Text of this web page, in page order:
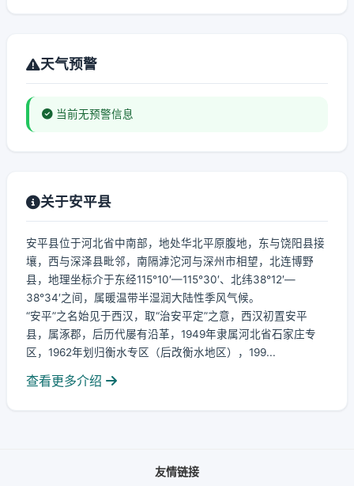
天气预警
当前无预警信息
关于安平县
安平县位于河北省中南部，地处华北平原腹地，东与饶阳县接
壤，西与深泽县毗邻，南隔滹沱河与深州市相望，北连博野
县，地理坐标介于东经115°10′—115°30′、北纬38°12′—
38°34′之间，属暖温带半湿润大陆性季风气候。
“安平”之名始见于西汉，取“治安平定”之意，西汉初置安平
县，属涿郡，后历代屡有沿革，1949年隶属河北省石家庄专
区，1962年划归衡水专区（后改衡水地区），199...
查看更多介绍
友情链接